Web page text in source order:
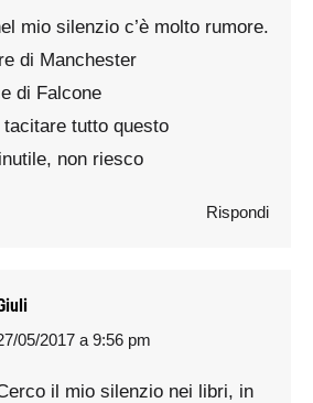
mio silenzio c’è molto rumore.
di Manchester
di Falcone
tutto questo
non riesco
Rispondi
05/2017 a 9:56 pm
il mio silenzio nei libri, in